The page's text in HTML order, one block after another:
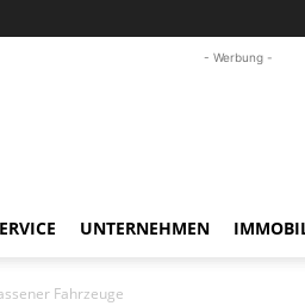
- Werbung -
UNTERNEHMEN
Fahrzeuge